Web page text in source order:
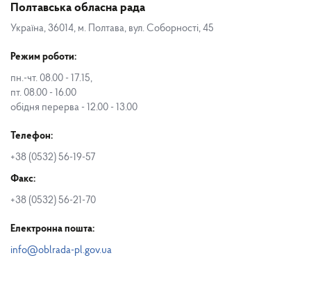
Полтавська обласна рада
Україна, 36014, м. Полтава, вул. Соборності, 45
Режим роботи:
пн.-чт. 08.00 - 17.15,
пт. 08.00 - 16.00
обідня перерва - 12.00 - 13.00
Телефон:
+38 (0532) 56-19-57
Факс:
+38 (0532) 56-21-70
Електронна пошта:
info@oblrada-pl.gov.ua